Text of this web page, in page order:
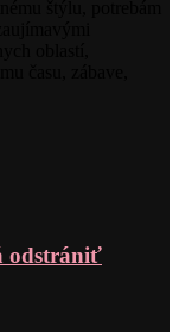
odstrániť